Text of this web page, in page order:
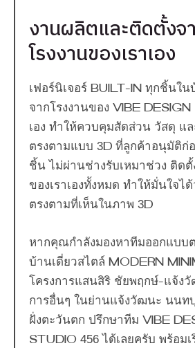
งานผลิตและติดตั้งจ
โรงงานของเราเอง
เฟอร์นิเจอร์ Built-in ทุกชิ้นใน
จากโรงงานของ Vibe
เอง ทำให้ควบคุมสัดส่วน วัสดุ แ
ตรงตามแบบ 3D ที่ลูกค้าอนุมัติก่
ชิ้น ไม่ผ่านช่างรับเหมาช่วง ติด
ของเราเองทั้งหมด ทำให้มั่นใจได้
ตรงตามที่เห็นในภาพ 3D
หากคุณกำลังมองหาทีมออกแบบ
บ้านเดี่ยวสไตล์ Modern
โครงการแสนสิริ ชัยพฤกษ์-แจ้ง
การอื่นๆ ในย่านแจ้งวัฒนะ นนทบุ
ฝั่งตะวันตก ปรึกษาทีม Vibe
Studio 456 ได้เลยครับ พร้อมเ